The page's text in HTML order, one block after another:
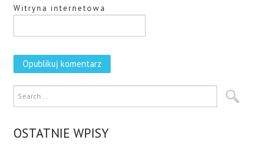
Witryna internetowa
OSTATNIE WPISY